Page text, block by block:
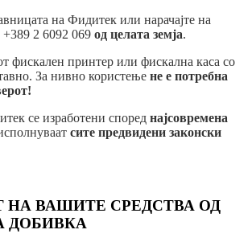
на Фидитек или нарачајте на
+389 2 6092 069 од целата земја.
фискален принтер или фискална каса со
За нивно користење не е потребна
се изработени според најсовремена
сите предвидени законски
НА ВАШИТЕ СРЕДСТВА ОД
ДОБИВКА